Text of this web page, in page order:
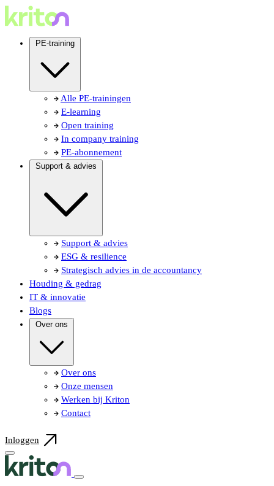
PE-training
Alle PE-trainingen
E-learning
Open training
In company training
PE-abonnement
Support & advies
Support & advies
ESG & resilience
Strategisch advies in de accountancy
Houding & gedrag
IT & innovatie
Blogs
Over ons
Over ons
Onze mensen
Werken bij Kriton
Contact
Inloggen